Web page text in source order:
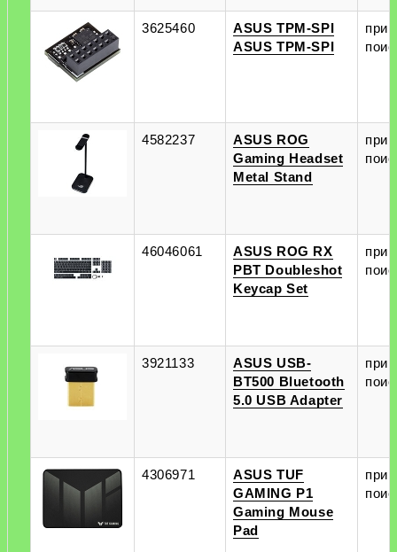
3625460
ASUS TPM-SPI
ASUS TPM-SPI
при
4582237
ASUS ROG
Gaming Headset
Metal Stand
при
46046061
ASUS ROG RX
PBT Doubleshot
Keycap Set
при
3921133
ASUS USB-
BT500 Bluetooth
5.0 USB Adapter
при
4306971
ASUS TUF
GAMING P1
Gaming Mouse
Pad
при